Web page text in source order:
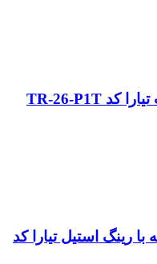
شیشه با رینگ استیل تیارا کد